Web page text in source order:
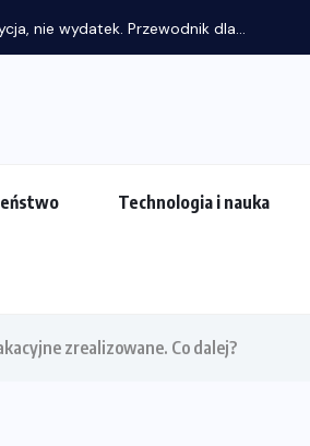
nie wydatek. Przewodnik dla...
Technologia i nauka
zrealizowane. Co dalej?